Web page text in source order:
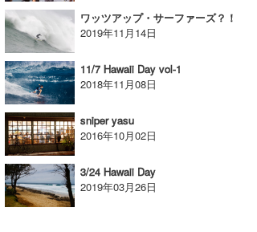
ワッツアップ・サーファーズ？！
2019年11月14日
11/7 Hawaii Day vol-1
2018年11月08日
sniper yasu
2016年10月02日
3/24 Hawaii Day
2019年03月26日
予報士 hiro.
banpaku
Mr.K
chappy
Romisea